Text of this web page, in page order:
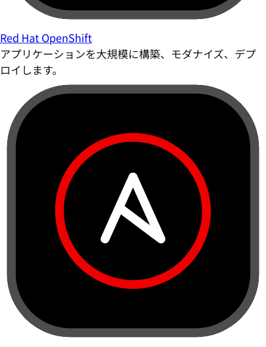
Red Hat OpenShift
アプリケーションを大規模に構築、モダナイズ、デプ
ロイします。